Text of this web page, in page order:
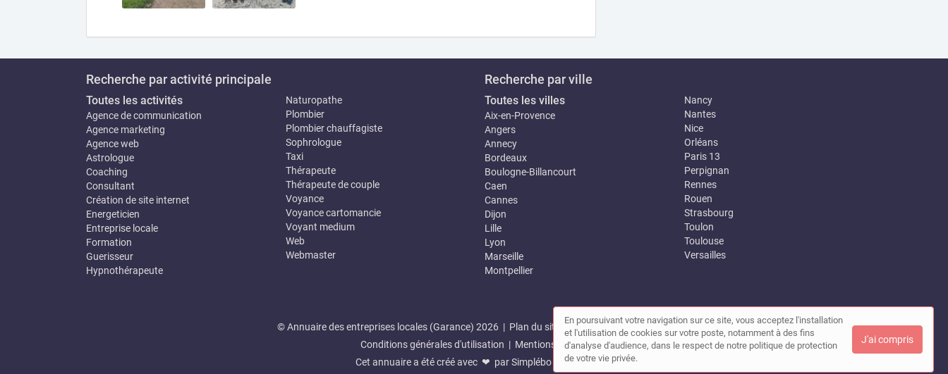
Recherche par activité principale
Toutes les activités
Agence de communication
Agence marketing
Agence web
Astrologue
Coaching
Consultant
Création de site internet
Energeticien
Entreprise locale
Formation
Guerisseur
Hypnothérapeute
Naturopathe
Plombier
Plombier chauffagiste
Sophrologue
Taxi
Thérapeute
Thérapeute de couple
Voyance
Voyance cartomancie
Voyant medium
Web
Webmaster
Recherche par ville
Toutes les villes
Aix-en-Provence
Angers
Annecy
Bordeaux
Boulogne-Billancourt
Caen
Cannes
Dijon
Lille
Lyon
Marseille
Montpellier
Nancy
Nantes
Nice
Orléans
Paris 13
Perpignan
Rennes
Rouen
Strasbourg
Toulon
Toulouse
Versailles
© Annuaire des entreprises locales (Garance) 2026 | Plan du site |Mon compte |Contact
Conditions générales d'utilisation | Mentions légales
Cet annuaire a été créé avec ❤ parSimplébo Annuaire
En poursuivant votre navigation sur ce site, vous acceptez l'installation
et l'utilisation de cookies sur votre poste, notamment à des fins
d'analyse d'audience, dans le respect de notre politique de protection
de votre vie privée.
J'ai compris